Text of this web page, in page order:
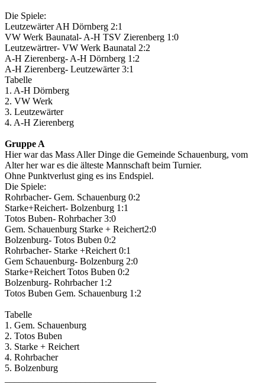
Die Spiele:
Leutzewärter AH Dörnberg 2:1
VW Werk Baunatal- A-H TSV Zierenberg 1:0
Leutzewärtrer- VW Werk Baunatal 2:2
A-H Zierenberg- A-H Dörnberg 1:2
A-H Zierenberg- Leutzewärter 3:1
Tabelle
1. A-H Dörnberg
2. VW Werk
3. Leutzewärter
4. A-H Zierenberg
Gruppe A
Hier war das Mass Aller Dinge die Gemeinde Schauenburg, vom
Alter her war es die älteste Mannschaft beim Turnier.
Ohne Punktverlust ging es ins Endspiel.
Die Spiele:
Rohrbacher- Gem. Schauenburg 0:2
Starke+Reichert- Bolzenburg 1:1
Totos Buben- Rohrbacher 3:0
Gem. Schauenburg Starke + Reichert2:0
Bolzenburg- Totos Buben 0:2
Rohrbacher- Starke +Reichert 0:1
Gem Schauenburg- Bolzenburg 2:0
Starke+Reichert Totos Buben 0:2
Bolzenburg- Rohrbacher 1:2
Totos Buben Gem. Schauenburg 1:2
Tabelle
1. Gem. Schauenburg
2. Totos Buben
3. Starke + Reichert
4. Rohrbacher
5. Bolzenburg